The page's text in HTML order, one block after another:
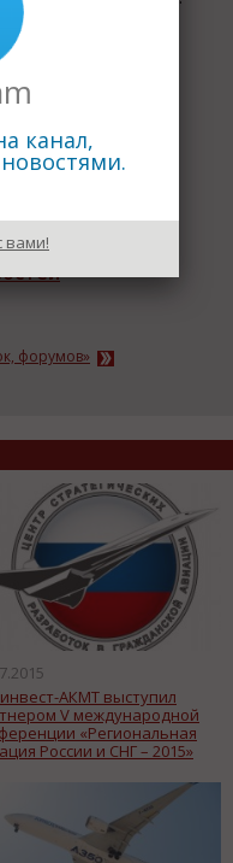
Systems.
форумов»
АКМТ выступил
V международной
«Региональная
России и СНГ – 2015»
канал,
вами!